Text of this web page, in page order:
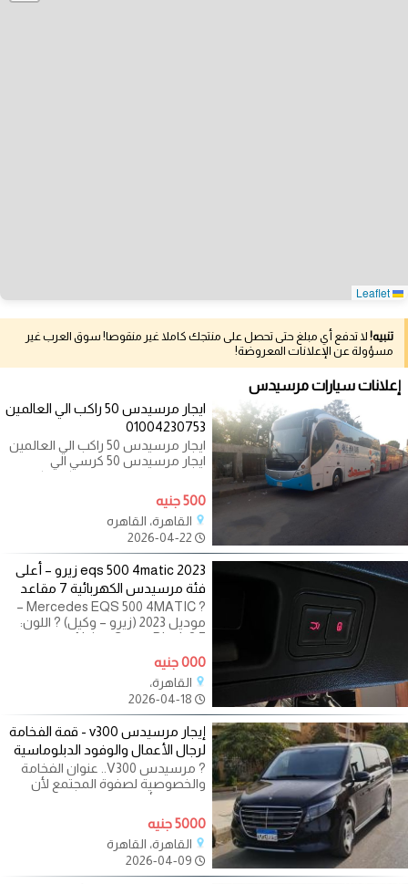
تنبيه! لا تدفع أي مبلغ حتى تحصل على منتجك كاملا غير منقوصا! سوق العرب غير
مسؤولة عن الإعلانات المعروضة!
إعلانات سيارات مرسيدس
ايجار مرسيدس 50 راكب الي العالمين
01004230753
ايجار مرسيدس 50 راكب الي العالمين
ايجار مرسيدس 50 كرسي الي
بورسعيد موديل حديث مكيف كراسي
متحركه
500 جنيه
القاهرة، القاهره
eqs 500 4matic 2023 زيرو – أعلى
فئة مرسيدس الكهربائية 7 مقاعد
? Mercedes EQS 500 4MATIC –
موديل 2023 (زيرو – وكيل) ? اللون:
سيارة فاخرة بالكامل بحالة
000 جنيه
القاهرة،
إيجار مرسيدس v300 - قمة الفخامة
لرجال الأعمال والوفود الدبلوماسية
? مرسيدس V300.. عنوان الفخامة
والخصوصية لصفوة المجتمع لأن
الانطباع الأول يدوم، والراحة لا تقبل
5000 جنيه
القاهرة، القاهرة